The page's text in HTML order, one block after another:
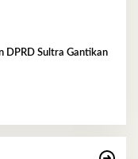
DPRD Sultra Gantikan